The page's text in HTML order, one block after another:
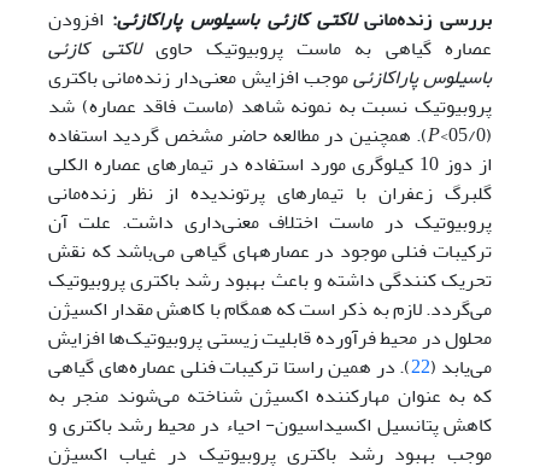
بررسی زنده‌مانیلاکتی کازئی باسیلوس پاراکازئی: افزودن
عصاره گیاهی به ماست پروبیوتیک حاویلاکتی کازئی
باسیلوس پاراکازئیموجب افزایش معنی‌دار زنده‌مانی باکتری
پروبیوتیک نسبت به نمونه شاهد (ماست فاقد عصاره) شد
(05/0>
P). همچنین در مطالعه حاضر مشخص گردید استفاده
از دوز 10 کیلوگری مورد استفاده در تیمارهای عصاره الکلی
گلبرگ زعفران با تیمارهای پرتوندیده از نظر زنده‌مانی
پروبیوتیک در ماست اختلاف معنی‌داری داشت. علت آن
ترکیبات فنلی موجود در عصاره­های گیاهی می‌باشد که نقش
تحریک کنندگی داشته و باعث بهبود رشد باکتری پروبیوتیک
می‌گردد. لازم به ذکر است که همگام با کاهش مقدار اکسیژن
محلول در محیط فرآورده قابلیت زیستی پروبیوتیک‌ها افزایش
می‌یابد (22). در همین راستا ترکیبات فنلی عصاره‌های گیاهی
که به عنوان مهارکننده اکسیژن شناخته می‌شوند منجر به
کاهش پتانسیل اکسیداسیون- احیاء در محیط رشد باکتری و
موجب بهبود رشد باکتری پروبیوتیک در غیاب اکسیژن